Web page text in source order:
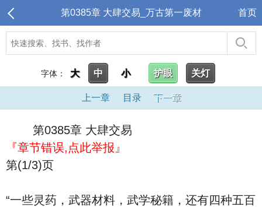
第0385章 大肆交易_万古第一废材 首页
字体： 大 中 小 护眼 关灯
上一章 目录 下一章
第0385章 大肆交易
『章节错误,点此举报』
第(1/3)页
“一些灵药，武器材料，武学秘籍，还有四种五百